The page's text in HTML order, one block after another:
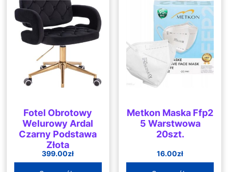
Fotel Obrotowy
Welurowy Ardal
Czarny Podstawa
Złota
399.00zł
Metkon Maska Ffp2
5 Warstwowa
20szt.
16.00zł